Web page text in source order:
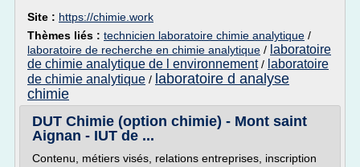
Site : https://chimie.work
Thèmes liés : technicien laboratoire chimie analytique /
laboratoire de recherche en chimie analytique / laboratoire
de chimie analytique de l environnement/ laboratoire
de chimie analytique / laboratoire d analyse
chimie
DUT Chimie (option chimie) - Mont saint
Aignan - IUT de ...
Contenu, métiers visés, relations entreprises, inscription